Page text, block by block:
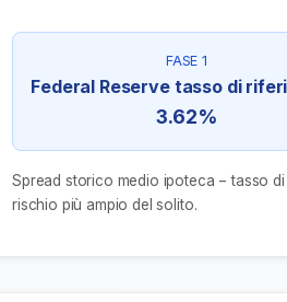
FASE 1
Federal Reserve tasso di
3.62%
Spread storico medio ipoteca − tasso
rischio più ampio del solito.